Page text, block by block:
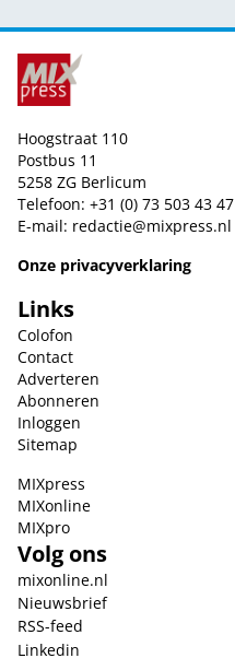
Hoogstraat 110
Postbus 11
5258 ZG Berlicum
Telefoon: +31 (0) 73 503 43 47
E-mail: redactie@mixpress.nl
Onze privacyverklaring
Links
Colofon
Contact
Adverteren
Abonneren
Inloggen
Sitemap
MIXpress
MIXonline
MIXpro
Volg ons
mixonline.nl
Nieuwsbrief
RSS-feed
Linkedin